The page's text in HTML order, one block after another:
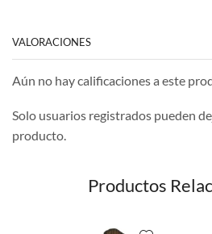
VALORACIONES
Aún no hay calificaciones a este
Solo usuarios registrados pueden
producto.
Productos